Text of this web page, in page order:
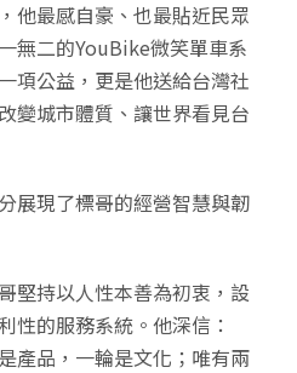
他最感自豪、也最貼近民眾
無二的YouBike微笑單車系
項公益，更是他送給台灣社
變城市體質、讓世界看見台
展現了標哥的經營智慧與韌
堅持以人性本善為初衷，設
性的服務系統。他深信：
產品，一輪是文化；唯有兩